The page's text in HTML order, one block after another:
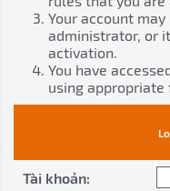
Your account
administrator, or
activation.
You have
using appropriate
Tài khoản: